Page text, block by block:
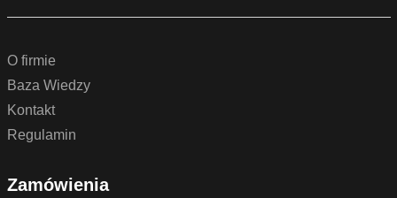
O firmie
Baza Wiedzy
Kontakt
Regulamin
Zamówienia